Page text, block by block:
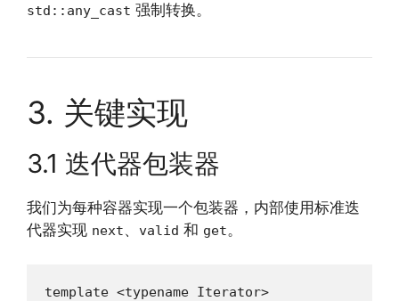
std::any_cast 强制转换。
3. 关键实现
3.1 迭代器包装器
我们为每种容器实现一个包装器，内部使用标准迭
代器实现 next、 valid 和 get。
template <typename Iterator>